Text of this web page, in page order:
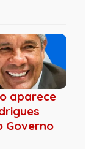
aparece
Governo